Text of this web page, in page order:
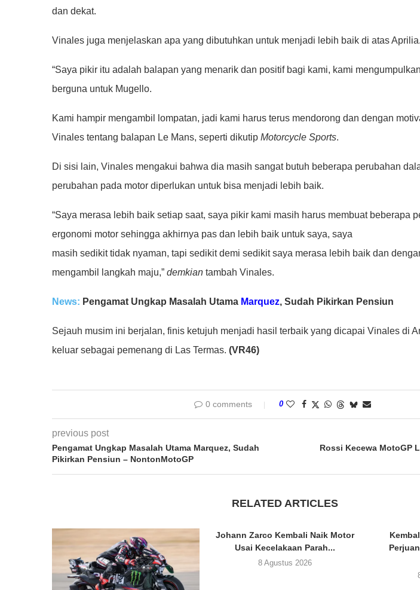
dan dekat.
Vinales juga menjelaskan apa yang dibutuhkan untuk menjadi lebih baik di atas Aprilia.
“Saya pikir itu adalah balapan yang menarik dan positif bagi kami, kami
berguna untuk Mugello.
Kami hampir mengambil lompatan, jadi kami harus terus mendorong dan dengan
Vinales tentang balapan Le Mans, seperti dikutip Motorcycle Sports.
Di sisi lain, Vinales mengakui bahwa dia masih sangat butuh beberapa perubahan
perubahan pada motor diperlukan untuk bisa menjadi lebih baik.
“Saya merasa lebih baik setiap saat, saya pikir kami masih harus membuat beberapa
ergonomi motor sehingga akhirnya pas dan lebih baik untuk saya, saya
masih sedikit tidak nyaman, tapi sedikit demi sedikit saya merasa lebih baik dan
mengambil langkah maju,” demkian tambah Vinales.
News: Pengamat Ungkap Masalah Utama Marquez, Sudah Pikirkan Pensiun
Sejauh musim ini berjalan, finis ketujuh menjadi hasil terbaik yang dicapai Vinales di
keluar sebagai pemenang di Las Termas. (VR46)
0 comments 0
previous post
Pengamat Ungkap Masalah Utama Marquez, Sudah
Pikirkan Pensiun – NontonMotoGP
Rossi Kecewa MotoGP
RELATED ARTICLES
Johann Zarco Kembali Naik Motor
Usai Kecelakaan Parah...
8 Agustus 2026